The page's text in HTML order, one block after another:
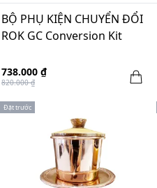
BỘ PHỤ KIỆN CHUYỂN ĐỔI
ROK GC Conversion Kit
738.000 ₫
820.000 ₫
Đặt trước